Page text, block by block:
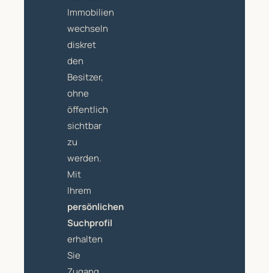
Immobilien
wechseln
diskret
den
Besitzer,
ohne
öffentlich
sichtbar
zu
werden.
Mit
Ihrem
persönlichen
Suchprofil
erhalten
Sie